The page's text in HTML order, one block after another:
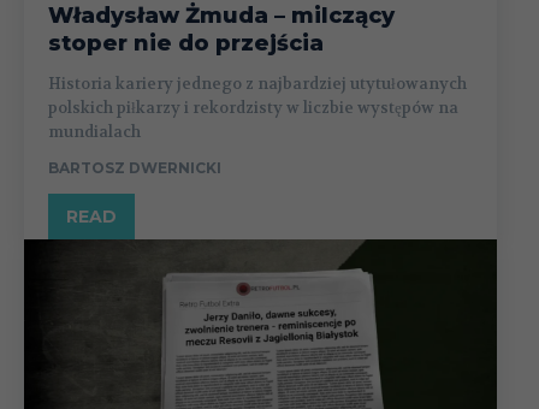
Władysław Żmuda – milczący
stoper nie do przejścia
Historia kariery jednego z najbardziej utytułowanych
polskich piłkarzy i rekordzisty w liczbie występów na
mundialach
BARTOSZ DWERNICKI
READ